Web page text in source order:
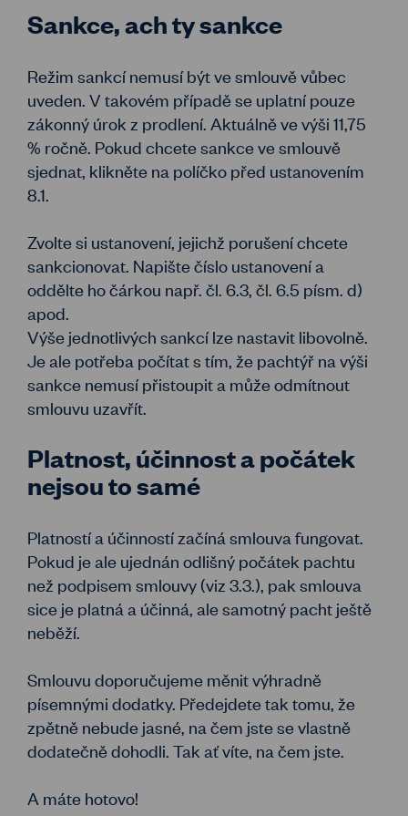
Sankce, ach ty sankce
Režim sankcí nemusí být ve smlouvě vůbec
uveden. V takovém případě se uplatní pouze
zákonný úrok z prodlení. Aktuálně ve výši 11,75
% ročně. Pokud chcete sankce ve smlouvě
sjednat, klikněte na políčko před ustanovením
8.1.
Zvolte si ustanovení, jejichž porušení chcete
sankcionovat. Napište číslo ustanovení a
oddělte ho čárkou např. čl. 6.3, čl. 6.5 písm. d)
apod.
Výše jednotlivých sankcí lze nastavit libovolně.
Je ale potřeba počítat s tím, že pachtýř na výši
sankce nemusí přistoupit a může odmítnout
smlouvu uzavřít.
Platnost, účinnost a počátek
nejsou to samé
Platností a účinností začíná smlouva fungovat.
Pokud je ale ujednán odlišný počátek pachtu
než podpisem smlouvy (viz 3.3.), pak smlouva
sice je platná a účinná, ale samotný pacht ještě
neběží.
Smlouvu doporučujeme měnit výhradně
písemnými dodatky. Předejdete tak tomu, že
zpětně nebude jasné, na čem jste se vlastně
dodatečně dohodli. Tak ať víte, na čem jste.
A máte hotovo!